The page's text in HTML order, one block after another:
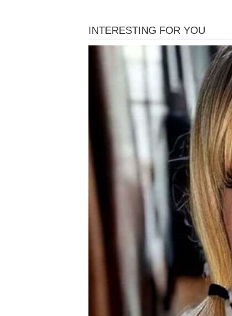
Zvijezde vam donose vijest koja
Moguće je poznanstvo ili
Ništa više neće biti isto
Pred vama su veoma važni trenuci.
RAK
Rakovi su među najvećim
Poslije mnogo tuge dolazi sreća
Sudbina vam donosi
Pred vama su veoma nježni i